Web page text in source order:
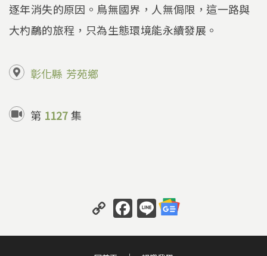
逐年消失的原因。鳥無國界，人無侷限，這一路與
大杓鷸的旅程，只為生態環境能永續發展。
彰化縣 芳苑鄉
第 1127集
C
o
p
F
a
c
Li
n
e